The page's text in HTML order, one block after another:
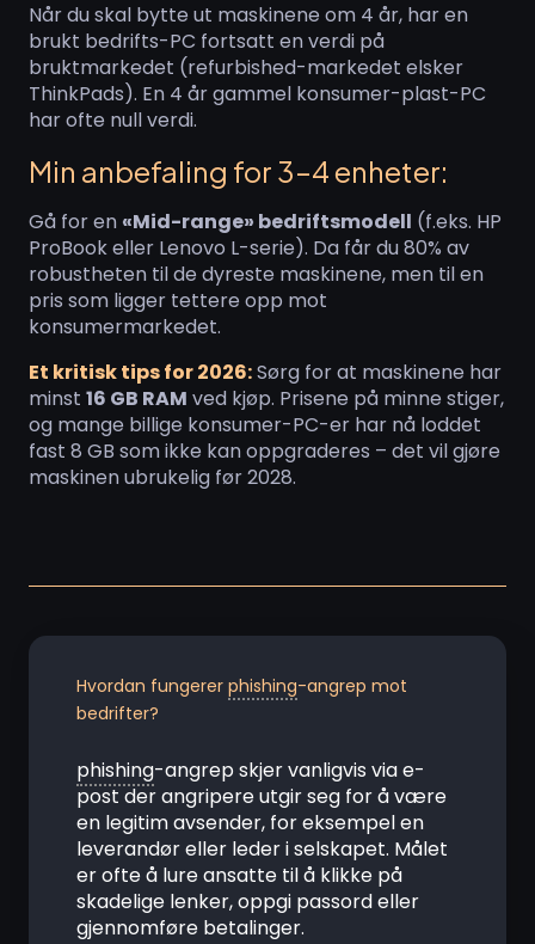
Når du skal bytte ut maskinene om 4 år, har en
brukt bedrifts-PC fortsatt en verdi på
bruktmarkedet (refurbished-markedet elsker
ThinkPads). En 4 år gammel konsumer-plast-PC
har ofte null verdi.
Min anbefaling for 3–4 enheter:
Gå for en «Mid-range» bedriftsmodell (f.eks. HP
ProBook eller Lenovo L-serie). Da får du 80% av
robustheten til de dyreste maskinene, men til en
pris som ligger tettere opp mot
konsumermarkedet.
Et kritisk tips for 2026:Sørg for at maskinene har
minst 16 GB RAM ved kjøp. Prisene på minne stiger,
og mange billige konsumer-PC-er har nå loddet
fast 8 GB som ikke kan oppgraderes – det vil gjøre
maskinen ubrukelig før 2028.
Hvordan fungerer phishing-angrep mot
bedrifter?
phishing-angrep skjer vanligvis via e-
post der angripere utgir seg for å være
en legitim avsender, for eksempel en
leverandør eller leder i selskapet. Målet
er ofte å lure ansatte til å klikke på
skadelige lenker, oppgi passord eller
gjennomføre betalinger.